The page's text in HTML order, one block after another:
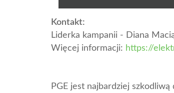
Kontakt:
Liderka kampanii - Diana
Więcej informacji: https://
PGE jest najbardziej